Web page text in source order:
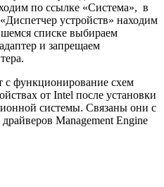
по ссылке «Система», в
устройств» находим
списке выбираем
и запрещаем
с функционирование схем
от Intel после установки
системы. Связаны они с
Management Engine